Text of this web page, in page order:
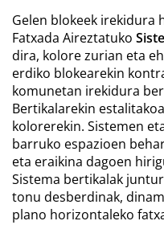
Gelen blokeek irekidura
Fatxada Aireztatuko
dira, kolore zurian eta
erdiko blokearekin
komunetan irekidura
Bertikalarekin
kolorerekin. Sistemen
barruko espazioen
eta eraikina dagoen
Sistema bertikalak
tonu desberdinak,
plano horizontaleko